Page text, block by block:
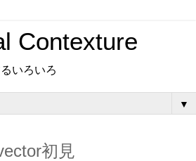
Contexture
いろいろ
▼
初見